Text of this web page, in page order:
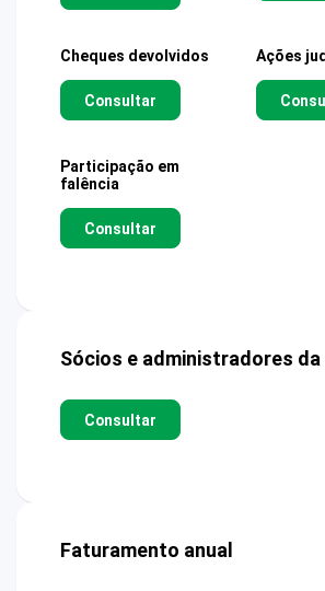
Cheques devolvidos
Consultar
Ações
Participação em
falência
Consultar
Sócios e administradores da
Consultar
Faturamento anual